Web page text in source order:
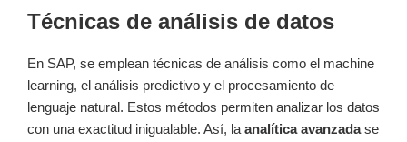
Técnicas de análisis de datos
En SAP, se emplean técnicas de análisis como el machine
learning, el análisis predictivo y el procesamiento de
lenguaje natural. Estos métodos permiten analizar los datos
con una exactitud inigualable. Así, la analítica avanzadase